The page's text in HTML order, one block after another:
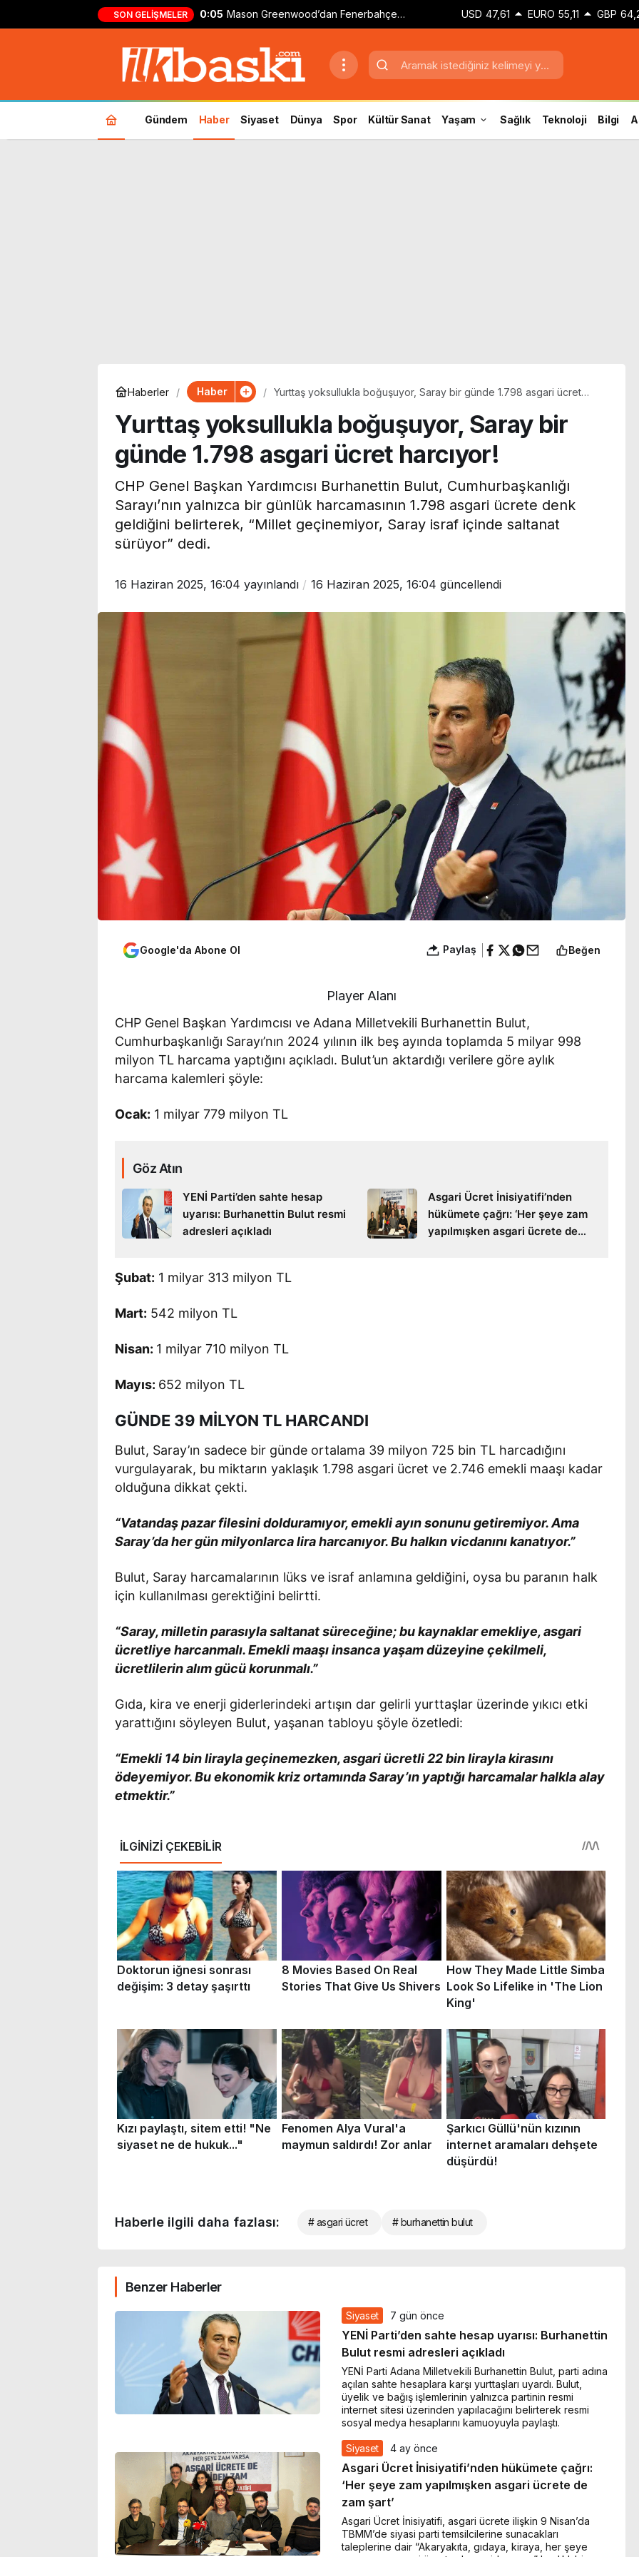
SON GELIŞMELER 0:05 Mason Greenwood’dan Fenerbahçe USD 47,61 EURO 55,11 GBP
Gündem Haber Siyaset Dünya Spor Kültür Sanat Yaşam Sağlık Teknoloji Bilgi
Haberler Haber
Yurttaş yoksullukla boğuşuyor, Saray bir günde 1.798 asgari ücret
Yurttaş yoksullukla boğuşuyor, Saray bir
günde 1.798 asgari ücret harcıyor!
CHP Genel Başkan Yardımcısı Burhanettin Bulut, Cumhurbaşkanlığı
Sarayı’nın yalnızca bir günlük harcamasının 1.798 asgari ücrete denk
geldiğini belirterek, “Millet geçinemiyor, Saray israf içinde saltanat
sürüyor” dedi.
16 Haziran 2025, 16:04 yayınlandı 16 Haziran 2025, 16:04 güncellendi
Google'da Abone Ol Paylaş Beğen
Player Alanı
CHP Genel Başkan Yardımcısı ve Adana Milletvekili Burhanettin Bulut,
Cumhurbaşkanlığı Sarayı’nın 2024 yılının ilk beş ayında toplamda 5 milyar 998
milyon TL harcama yaptığını açıkladı. Bulut’un aktardığı verilere göre aylık
harcama kalemleri şöyle:
Ocak: 1 milyar 779 milyon TL
Göz Atın
YENİ Parti’den sahte hesap
uyarısı: Burhanettin Bulut resmi
adresleri açıkladı
Asgari Ücret İnisiyatifi’nden
hükümete çağrı: ‘Her şeye zam
yapılmışken asgari ücrete de
Şubat: 1 milyar 313 milyon TL
Mart: 542 milyon TL
Nisan: 1 milyar 710 milyon TL
Mayıs: 652 milyon TL
GÜNDE 39 MİLYON TL HARCANDI
Bulut, Saray’ın sadece bir günde ortalama 39 milyon 725 bin TL harcadığını
vurgulayarak, bu miktarın yaklaşık 1.798 asgari ücret ve 2.746 emekli maaşı kadar
olduğuna dikkat çekti.
“Vatandaş pazar filesini dolduramıyor, emekli ayın sonunu getiremiyor. Ama
Saray’da her gün milyonlarca lira harcanıyor. Bu halkın vicdanını kanatıyor.”
Bulut, Saray harcamalarının lüks ve israf anlamına geldiğini, oysa bu paranın halk
için kullanılması gerektiğini belirtti.
“Saray, milletin parasıyla saltanat süreceğine; bu kaynaklar emekliye, asgari
ücretliye harcanmalı. Emekli maaşı insanca yaşam düzeyine çekilmeli,
ücretlilerin alım gücü korunmalı.”
Gıda, kira ve enerji giderlerindeki artışın dar gelirli yurttaşlar üzerinde yıkıcı etki
yarattığını söyleyen Bulut, yaşanan tabloyu şöyle özetledi:
“Emekli 14 bin lirayla geçinemezken, asgari ücretli 22 bin lirayla kirasını
ödeyemiyor. Bu ekonomik kriz ortamında Saray’ın yaptığı harcamalar halkla alay
etmektir.”
Haberle ilgili daha fazlası: # asgari ücret # burhanettin bulut
Benzer Haberler
Siyaset 7 gün önce
YENİ Parti’den sahte hesap uyarısı: Burhanettin
Bulut resmi adresleri açıkladı
YENİ Parti Adana Milletvekili Burhanettin Bulut, parti adına
açılan sahte hesaplara karşı yurttaşları uyardı. Bulut,
üyelik ve bağış işlemlerinin yalnızca partinin resmi
internet sitesi üzerinden yapılacağını belirterek resmi
sosyal medya hesaplarını kamuoyuyla paylaştı.
Siyaset 4 ay önce
Asgari Ücret İnisiyatifi’nden hükümete çağrı:
‘Her şeye zam yapılmışken asgari ücrete de
zam şart’
Asgari Ücret İnisiyatifi, asgari ücrete ilişkin 9 Nisan’da
TBMM’de siyasi parti temsilcilerine sunacakları
taleplerine dair “Akaryakıta, gıdaya, kiraya, her şeye
Ceylan duyurdu:
Parti’nin bağış
son
Galatasaray’ın
gündemindeki
Batrakov’dan transfer
Menderes Belediye
Başkan Yardımcısı
Rüzgar Sönmez
gözaltına alındı